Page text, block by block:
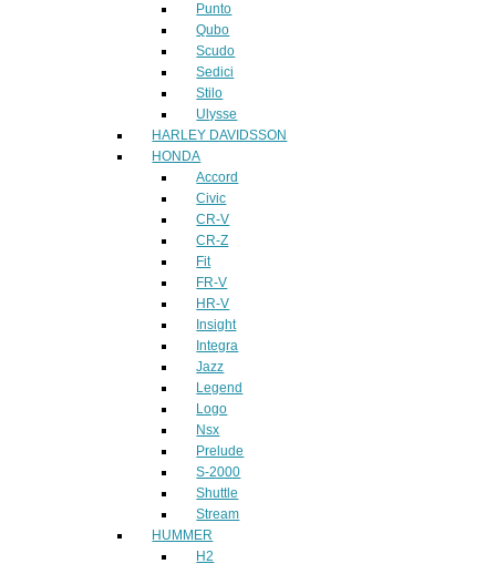
Punto
Qubo
Scudo
Sedici
Stilo
Ulysse
HARLEY DAVIDSSON
HONDA
Accord
Civic
CR-V
CR-Z
Fit
FR-V
HR-V
Insight
Integra
Jazz
Legend
Logo
Nsx
Prelude
S-2000
Shuttle
Stream
HUMMER
H2